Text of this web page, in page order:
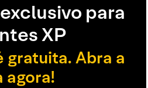
para
XP
gratuita. Abra a
agora!